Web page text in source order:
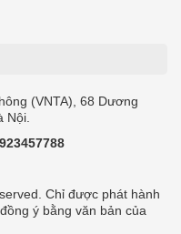
(VNTA), 68 Dương
Nội.
Chỉ được phát hành
ý bằng văn bản của